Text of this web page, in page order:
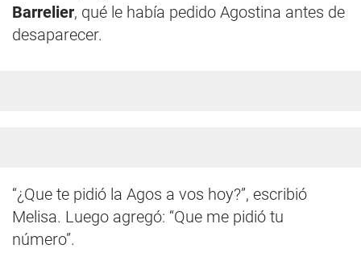
Barrelier, qué le había pedido Agostina antes de
desaparecer.
“¿Que te pidió la Agos a vos hoy?”, escribió
Melisa. Luego agregó: “Que me pidió tu
número”.